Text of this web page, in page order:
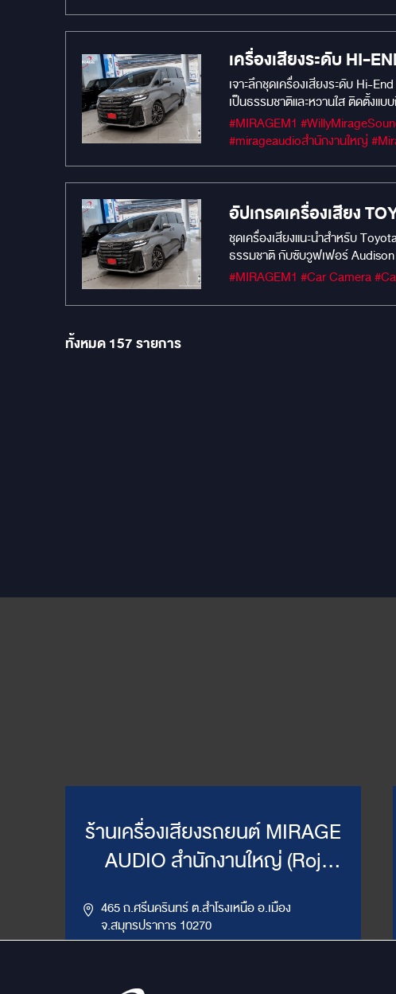
เครื่องเสียงระดับ HI-
เจาะลึกชุดเครื่องเสียงระดับ Hi-
เป็นธรรมชาติและหวานใส ติดตั้งแบ
#MIRAGEM1 #WillyMirageSoundMaster #Car Audio #เครื่องเสียงรถยนต์ #โปรโมชั่น #MIRAGEAUDIO #MercuryDsp8.4HD #mercuryaudio
อัปเกรดเครื่องเสียง
MIRAGE AUDIO
ชุดเครื่องเสียงแนะนำสำหรับ
ธรรมชาติ กับซับวูฟเฟอร์ Audison
ประสบการณ์เสียงระดับ Hi-End โ
ทั้งหมด157รายการ
ร้านเครื่องเสียงรถยนต์ MIRAGE
AUDIO สำนักงานใหญ่ (Roj
465 ถ.ศรีนครินทร์ ต.สำโรงเหนือ อ.เมือง
จ.สมุทรปราการ 10270
LINE ID : @mirageaudio